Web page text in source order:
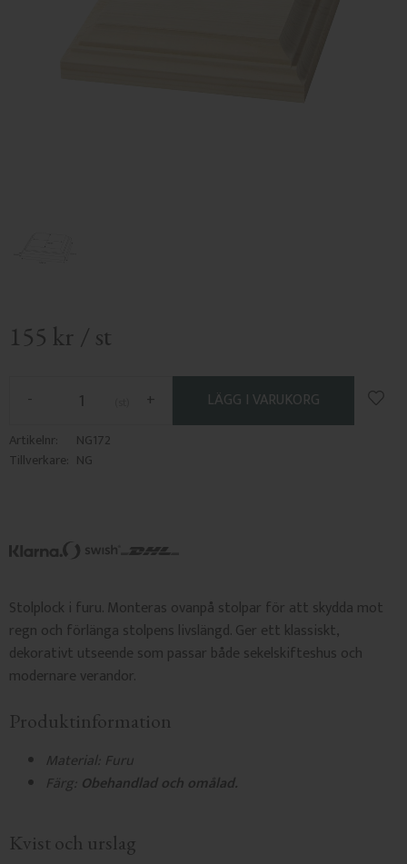
155 kr / st
+
-
Artikelnr
NG172
Tillverkare NG
Stolplock i furu. Monteras ovanpå stolpar för att skydda mot
regn och förlänga stolpens livslängd. Ger ett klassiskt,
dekorativt utseende som passar både sekelskifteshus och
modernare verandor.
Produktinformation
Material: Furu
Färg: Obehandlad och omålad.
Kvist och urslag